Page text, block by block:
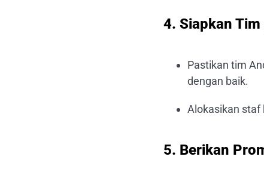
4. Siapkan
Pastikan tim
dengan baik.
Alokasikan staf
5. Berikan